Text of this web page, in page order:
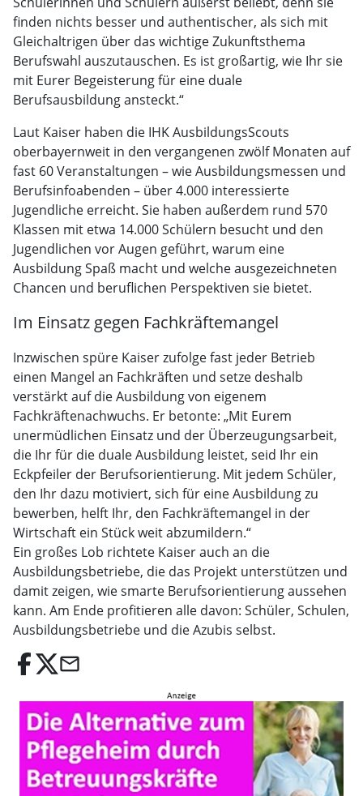
finden nichts besser und authentischer, als sich mit
Gleichaltrigen über das wichtige Zukunftsthema
Berufswahl auszutauschen. Es ist großartig, wie Ihr sie
mit Eurer Begeisterung für eine duale
Berufsausbildung ansteckt.“
Laut Kaiser haben die IHK AusbildungsScouts
oberbayernweit in den vergangenen zwölf Monaten auf
fast 60 Veranstaltungen – wie Ausbildungsmessen und
Berufsinfoabenden – über 4.000 interessierte
Jugendliche erreicht. Sie haben außerdem rund 570
Klassen mit etwa 14.000 Schülern besucht und den
Jugendlichen vor Augen geführt, warum eine
Ausbildung Spaß macht und welche ausgezeichneten
Chancen und beruflichen Perspektiven sie bietet.
Im Einsatz gegen Fachkräftemangel
Inzwischen spüre Kaiser zufolge fast jeder Betrieb
einen Mangel an Fachkräften und setze deshalb
verstärkt auf die Ausbildung von eigenem
Fachkräftenachwuchs. Er betonte: „Mit Eurem
unermüdlichen Einsatz und der Überzeugungsarbeit,
die Ihr für die duale Ausbildung leistet, seid Ihr ein
Eckpfeiler der Berufsorientierung. Mit jedem Schüler,
den Ihr dazu motiviert, sich für eine Ausbildung zu
bewerben, helft Ihr, den Fachkräftemangel in der
Wirtschaft ein Stück weit abzumildern.“
Ein großes Lob richtete Kaiser auch an die
Ausbildungsbetriebe, die das Projekt unterstützen und
damit zeigen, wie smarte Berufsorientierung aussehen
kann. Am Ende profitieren alle davon: Schüler, Schulen,
Ausbildungsbetriebe und die Azubis selbst.
email